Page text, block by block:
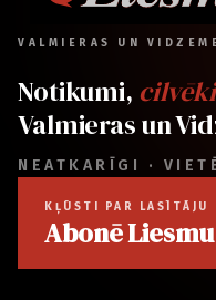
VALMIERAS UN
Notikumi,
Valmieras un
NEATKARĪGI ·
KĻŪSTI PAR LASĪTĀJU
Abonē Liesmu